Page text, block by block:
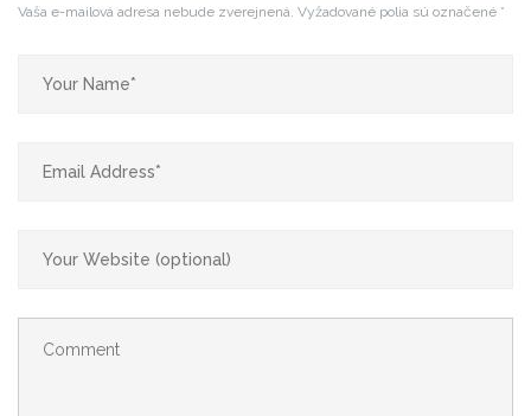
Vaša e-mailová adresa nebude zverejnená. Vyžadované polia sú označené *